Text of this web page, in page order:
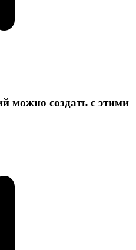
можно создать с этими